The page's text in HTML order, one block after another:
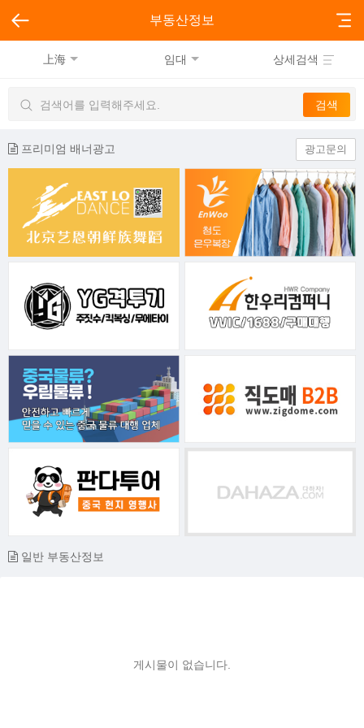
부동산정보
上海 임대 상세검색
프리미엄 배너광고 광고문의
일반 부동산정보
게시물이 없습니다.